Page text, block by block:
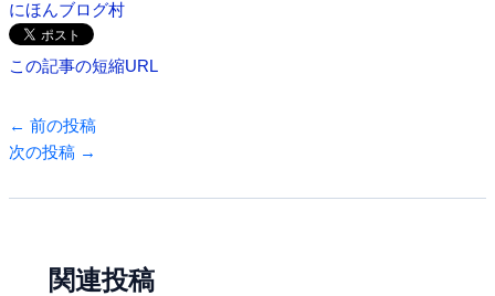
にほんブログ村
この記事の短縮URL
← 前の投稿
次の投稿 →
関連投稿